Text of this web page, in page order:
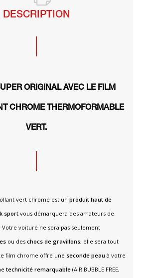
DESCRIPTION
ORIGINAL AVEC LE FILM
CHROME THERMOFORMABLE
VERT.
vert chromé est un produit haut de
sport vous démarquera des amateurs de
Votre voiture ne sera pas seulement
ou des chocs de gravillons, elle sera tout
Le film chrome offre une seconde peau à votre
technicité remarquable (AIR BUBBLE FREE,